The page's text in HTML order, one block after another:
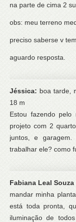
na parte de cima 2
obs: meu terreno
preciso saberse v
aguardo resposta.
Jéssica: boa tarde,
18 m
Estou fazendo
projeto com 2
juntos, e garagem.
trabalhar ele? como
Fabiana Leal Souza
mandar minha
está toda pronta,
iluminação de